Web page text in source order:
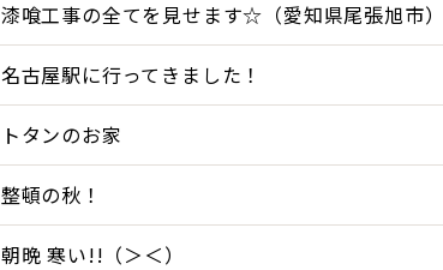
漆喰工事の全てを見せます☆（愛知県尾張旭市）
名古屋駅に行ってきました！
トタンのお家
整頓の秋！
朝晩 寒い!!（＞＜）